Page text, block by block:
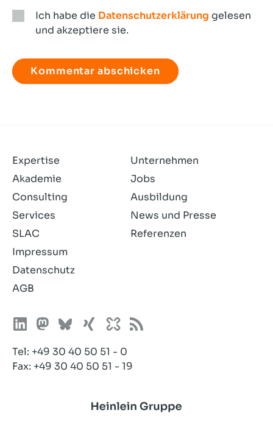
Ich habe die Datenschutzerklärung gelesen
und akzeptiere sie.
habe
die
Expertise
Akademie
Consulting
Services
SLAC
Unternehmen
Jobs
Ausbildung
News und Presse
Referenzen
Impressum
Datenschutz
AGB
Tel: +49 30 40 50 51 - 0
Fax: +49 30 40 50 51 - 19